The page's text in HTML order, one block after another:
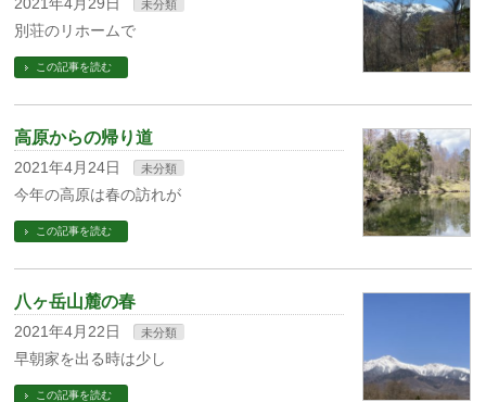
未分類
別荘のリホームで
この記事を読む
高原からの帰り道
2021年4月24日 未分類
今年の高原は春の訪れが
この記事を読む
八ヶ岳山麓の春
2021年4月22日 未分類
早朝家を出る時は少し
この記事を読む